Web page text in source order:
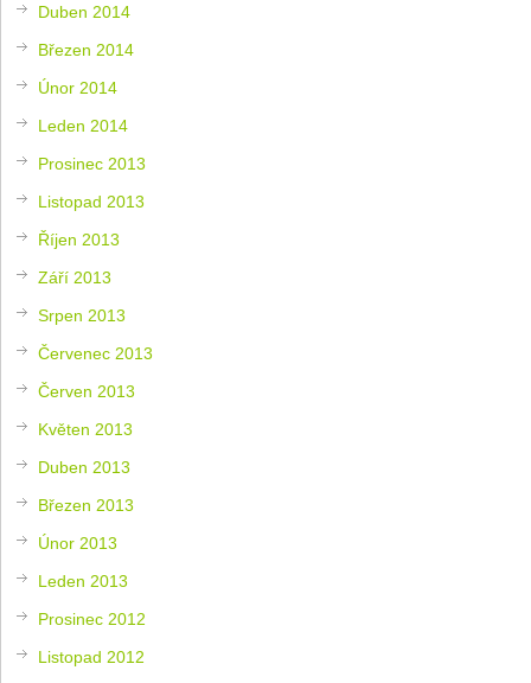
Duben 2014
Březen 2014
Únor 2014
Leden 2014
Prosinec 2013
Listopad 2013
Říjen 2013
Září 2013
Srpen 2013
Červenec 2013
Červen 2013
Květen 2013
Duben 2013
Březen 2013
Únor 2013
Leden 2013
Prosinec 2012
Listopad 2012